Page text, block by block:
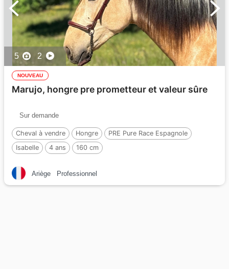
5 2
NOUVEAU
Marujo, hongre pre prometteur et valeur sûre
Sur demande
Cheval à vendre Hongre
PRE Pure Race Espagnole
Isabelle
4 ans 160 cm
Ariège Professionnel